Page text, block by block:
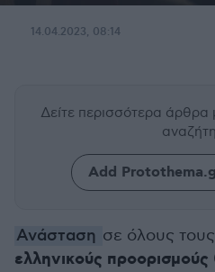
14.04.2023, 08:14
Δείτε περισσότερα άρθρα
Add
Ανάσταση σε όλους
ελληνικούς προορισμούς